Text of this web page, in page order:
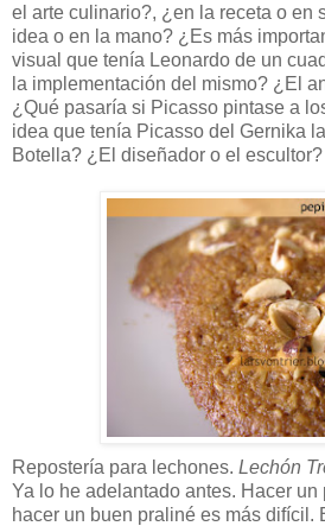
el arte culinario?, ¿en la receta o en
idea o en la mano? ¿Es más
visual que tenía Leonardo de un
la implementación del mismo? ¿El
¿Qué pasaría si Picasso pintase a
idea que tenía Picasso del Gernika
Botella? ¿El diseñador o el escultor?
Repostería para lechones. Lechón
Ya lo he adelantado antes. Hacer
hacer un buen praliné es más difícil.